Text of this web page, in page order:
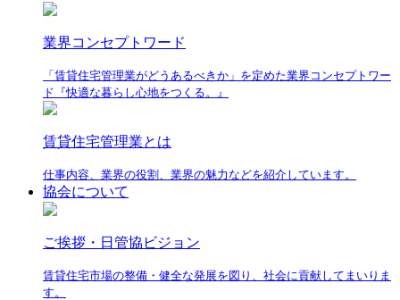
業界コンセプトワード
「賃貸住宅管理業がどうあるべきか」を定めた業界コンセプトワー
ド『快適な暮らし心地をつくる。』
賃貸住宅管理業とは
仕事内容、業界の役割、業界の魅力などを紹介しています。
協会について
ご挨拶・日管協ビジョン
賃貸住宅市場の整備・健全な発展を図り、社会に貢献してまいりま
す。